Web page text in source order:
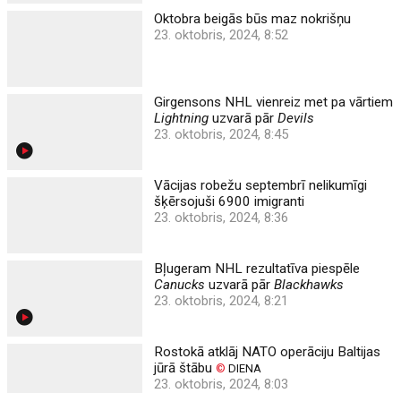
Oktobra beigās būs maz nokrišņu
23. oktobris, 2024, 8:52
Girgensons NHL vienreiz met pa vārtiem
Lightning uzvarā pārDevils
23. oktobris, 2024, 8:45
Vācijas robežu septembrī nelikumīgi
šķērsojuši 6900 imigranti
23. oktobris, 2024, 8:36
Bļugeram NHL rezultatīva piespēle
Canucks uzvarā pārBlackhawks
23. oktobris, 2024, 8:21
Rostokā atklāj NATO operāciju Baltijas
jūrā štābu© DIENA
23. oktobris, 2024, 8:03